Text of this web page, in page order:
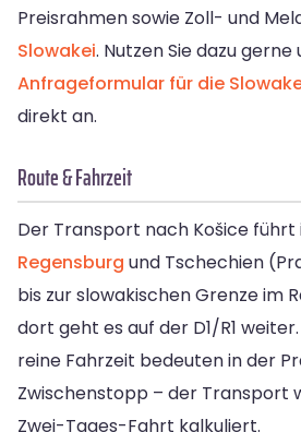
Preisrahmen sowie Zoll- und
Slowakei. Nutzen Sie dazu gerne
Anfrageformular für die
direkt an.
Route & Fahrzeit
Der Transport nach Košice führt
Regensburg und Tschechien
bis zur slowakischen Grenze im
dort geht es auf der D1/R1
reine Fahrzeit bedeuten in der
Zwischenstopp – der Transport
Zwei-Tages-Fahrt kalkuliert.